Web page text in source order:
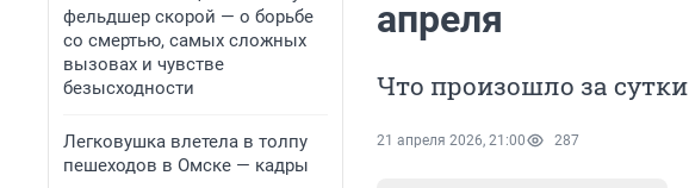
фельдшер скорой — о борьбе
со смертью, самых сложных
вызовах и чувстве
безысходности
Легковушка влетела в толпу
пешеходов в Омске — кадры
апреля
Что произошло за сутки
21 апреля 2026, 21:00 287